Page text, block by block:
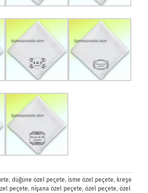
, düğüne özel peçete, isme özel peçete, kreşe
peçete, nişana özel peçete, özel peçete, özel